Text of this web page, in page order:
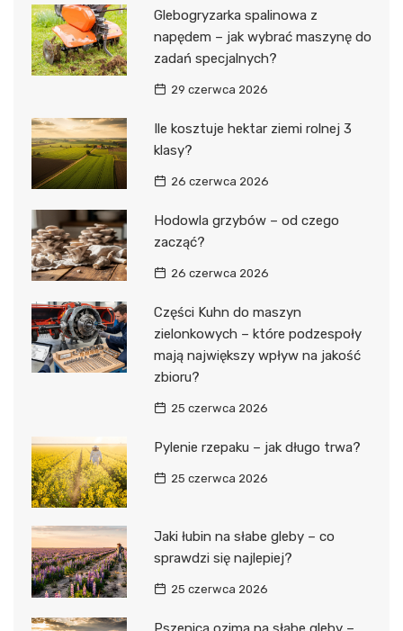
Glebogryzarka spalinowa z
napędem – jak wybrać maszynę do
zadań specjalnych?
29 czerwca 2026
Ile kosztuje hektar ziemi rolnej 3
klasy?
26 czerwca 2026
Hodowla grzybów – od czego
zacząć?
26 czerwca 2026
Części Kuhn do maszyn
zielonkowych – które podzespoły
mają największy wpływ na jakość
zbioru?
25 czerwca 2026
Pylenie rzepaku – jak długo trwa?
25 czerwca 2026
Jaki łubin na słabe gleby – co
sprawdzi się najlepiej?
25 czerwca 2026